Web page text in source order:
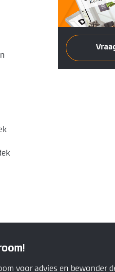
voor advies en bewonder